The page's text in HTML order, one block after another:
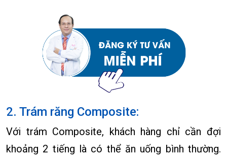
2. Trám răng Composite:
Với trám Composite, khách hàng chỉ cần đợi
khoảng 2 tiếng là có thể ăn uống bình thường.